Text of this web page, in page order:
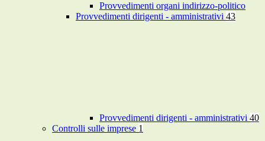
Provvedimenti organi indirizzo-politico
Provvedimenti dirigenti - amministrativi 43
Provvedimenti dirigenti - amministrativi 40
Controlli sulle imprese 1